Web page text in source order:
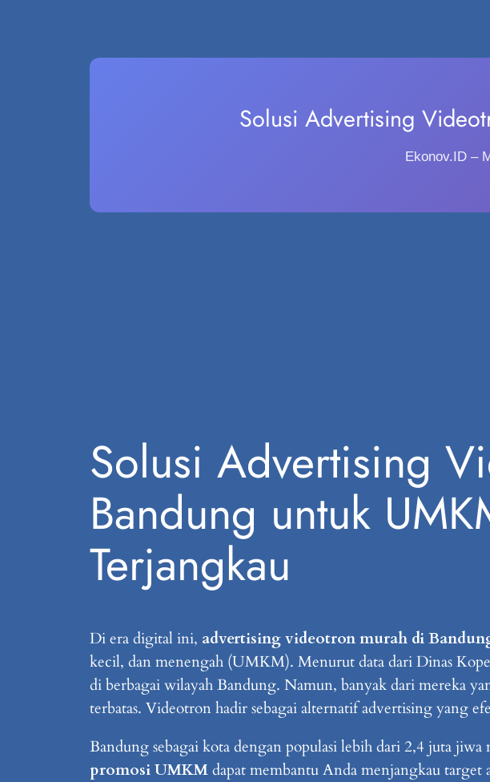
Solusi Advertising
Ekonov.ID –
Solusi Advertising
Bandung untuk
Terjangkau
Di era digital ini, advertising videotron murah di
kecil, dan menengah (UMKM). Menurut data dari Dinas
di berbagai wilayah Bandung. Namun, banyak dari mereka
terbatas. Videotron hadir sebagai alternatif advertising yang
Bandung sebagai kota dengan populasi lebih dari 2,4 juta
promosi UMKMdapat membantu Anda menjangkau target